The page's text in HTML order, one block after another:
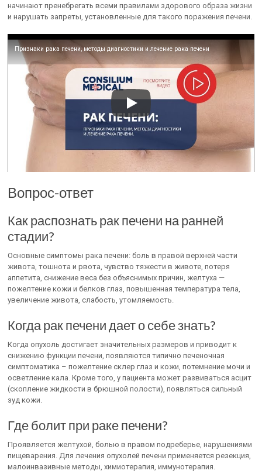
начинают пренебрегать всеми правилами здорового образа жизни
и нарушать запреты, установленные для такого поражения печени.
Признаки рака печени, методы диагностики и лечение рака печени
Вопрос-ответ
Как распознать рак печени на ранней
стадии?
Основные симптомы рака печени: боль в правой верхней части
живота, тошнота и рвота, чувство тяжести в животе, потеря
аппетита, снижение веса без объяснимых причин, желтуха —
пожелтение кожи и белков глаз, повышенная температура тела,
увеличение живота, слабость, утомляемость.
Когда рак печени дает о себе знать?
Когда опухоль достигает значительных размеров и приводит к
снижению функции печени, появляются типично печеночная
симптоматика – пожелтение склер глаз и кожи, потемнение мочи и
осветление кала. Кроме того, у пациента может развиваться асцит
(скопление жидкости в брюшной полости), появляться сильный
зуд кожи.
Где болит при раке печени?
Проявляется желтухой, болью в правом подреберье, нарушениями
пищеварения. Для лечения опухолей печени применяется резекция,
малоинвазивные методы, химиотерапия, иммунотерапия.